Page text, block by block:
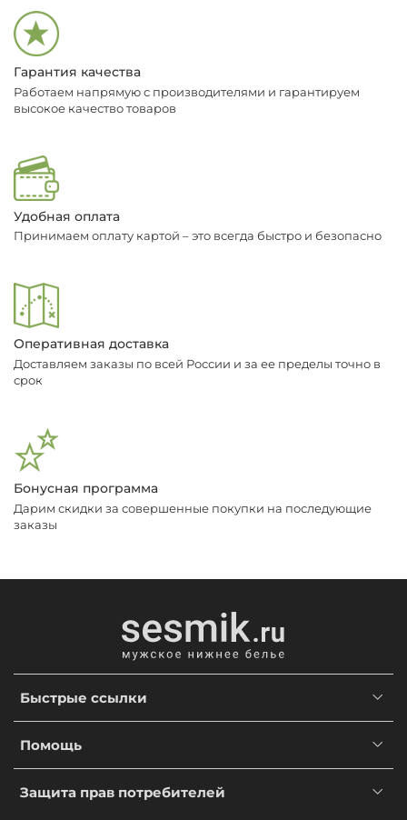
Гарантия качества
Работаем напрямую с производителями и гарантируем
высокое качество товаров
Удобная оплата
Принимаем оплату картой – это всегда быстро и безопасно
Оперативная доставка
Доставляем заказы по всей России и за ее пределы точно в
срок
Бонусная программа
Дарим скидки за совершенные покупки на последующие
заказы
Быстрые ссылки
Помощь
Защита прав потребителей